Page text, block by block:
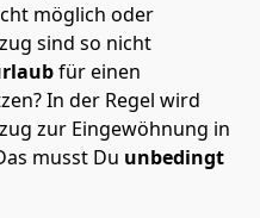
möglich oder
sind so nicht
für einen
In der Regel wird
zur Eingewöhnung in
musst Du unbedingt